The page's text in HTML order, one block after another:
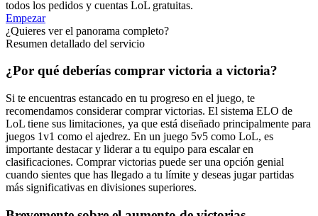
todos los pedidos y cuentas LoL gratuitas.
Empezar
¿Quieres ver el panorama completo?
Resumen detallado del servicio
¿Por qué deberías comprar victoria a victoria?
Si te encuentras estancado en tu progreso en el juego, te
recomendamos considerar comprar victorias. El sistema ELO de
LoL tiene sus limitaciones, ya que está diseñado principalmente para
juegos 1v1 como el ajedrez. En un juego 5v5 como LoL, es
importante destacar y liderar a tu equipo para escalar en
clasificaciones. Comprar victorias puede ser una opción genial
cuando sientes que has llegado a tu límite y deseas jugar partidas
más significativas en divisiones superiores.